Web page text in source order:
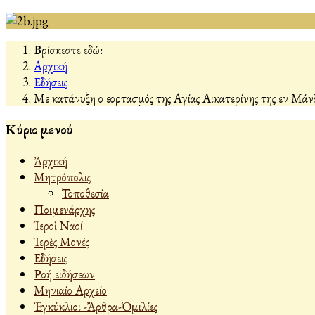
Βρίσκεστε εδώ:
Αρχική
Εἰδήσεις
Με κατάνυξη ο εορτασμός της Αγίας Αικατερίνης της εν
Κύριο μενού
Ἀρχική
Μητρόπολις
Τοποθεσία
Ποιμενάρχης
Ἱεροὶ Ναοί
Ἱερὲς Μονές
Εἰδήσεις
Ροή ειδήσεων
Μηνιαίο Αρχείο
Ἐγκύκλιοι -Ἄρθρα-Ὁμιλίες